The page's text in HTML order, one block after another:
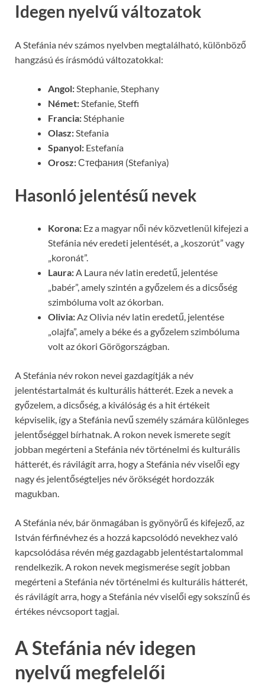
Idegen nyelvű változatok
A Stefánia név számos nyelvben megtalálható, különböző
hangzású és írásmódú változatokkal:
Angol: Stephanie, Stephany
Német: Stefanie, Steffi
Francia: Stéphanie
Olasz: Stefania
Spanyol: Estefanía
Orosz:Стефания (Stefaniya)
Hasonló jelentésű nevek
Korona: Ez a magyar női név közvetlenül kifejezi a
Stefánia név eredeti jelentését, a „koszorút” vagy
„koronát”.
Laura:A Laura név latin eredetű, jelentése
„babér”, amely szintén a győzelem és a dicsőség
szimbóluma volt az ókorban.
Olivia:Az Olivia név latin eredetű, jelentése
„olajfa”, amely a béke és a győzelem szimbóluma
volt az ókori Görögországban.
A Stefánia név rokon nevei gazdagítják a név
jelentéstartalmát és kulturális hátterét. Ezek a nevek a
győzelem, a dicsőség, a kiválóság és a hit értékeit
képviselik, így a Stefánia nevű személy számára különleges
jelentőséggel bírhatnak. A rokon nevek ismerete segít
jobban megérteni a Stefánia név történelmi és kulturális
hátterét, és rávilágít arra, hogy a Stefánia név viselői egy
nagy és jelentőségteljes név örökségét hordozzák
magukban.
A Stefánia név, bár önmagában is gyönyörű és kifejező, az
István férfinévhez és a hozzá kapcsolódó nevekhez való
kapcsolódása révén még gazdagabb jelentéstartalommal
rendelkezik. A rokon nevek megismerése segít jobban
megérteni a Stefánia név történelmi és kulturális hátterét,
és rávilágít arra, hogy a Stefánia név viselői egy sokszínű és
értékes névcsoport tagjai.
A Stefánia név idegen
nyelvű megfelelői